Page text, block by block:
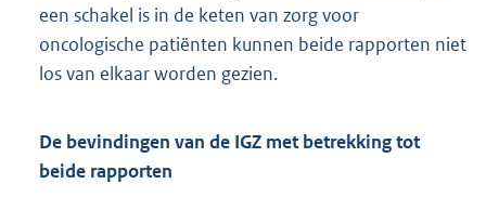
een schakel is in de keten van zorg voor
oncologische patiënten kunnen beide rapporten niet
los van elkaar worden gezien.
De bevindingen van de IGZ met betrekking tot
beide rapporten